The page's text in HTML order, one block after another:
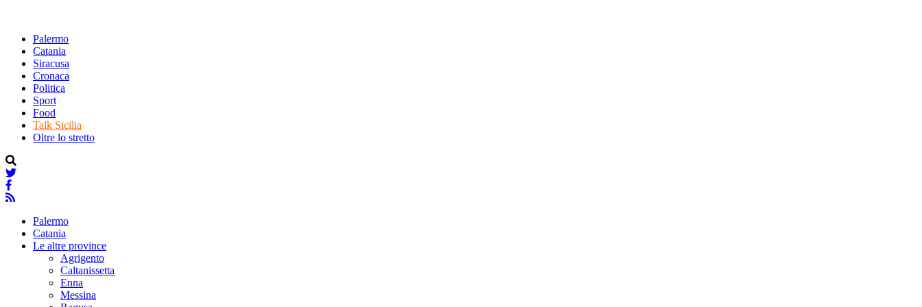
Palermo
Catania
Siracusa
Cronaca
Politica
Sport
Food
Talk Sicilia
Oltre lo stretto
Palermo
Catania
Le altre province
Agrigento
Caltanissetta
Enna
Messina